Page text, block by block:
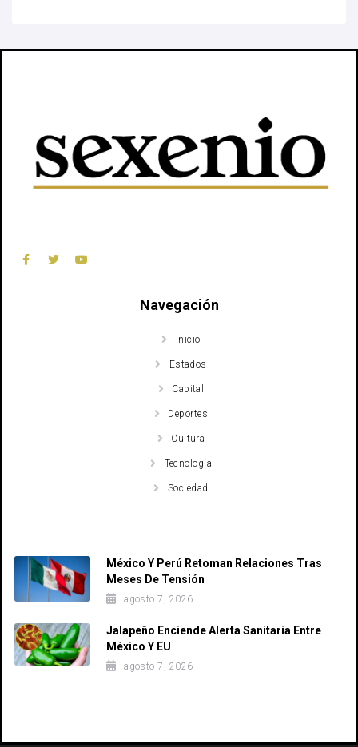
Navegación
Inicio
Estados
Capital
Deportes
Cultura
Tecnología
Sociedad
México Y Perú Retoman Relaciones Tras
Meses De Tensión
agosto 7, 2026
Jalapeño Enciende Alerta Sanitaria Entre
México Y EU
agosto 7, 2026